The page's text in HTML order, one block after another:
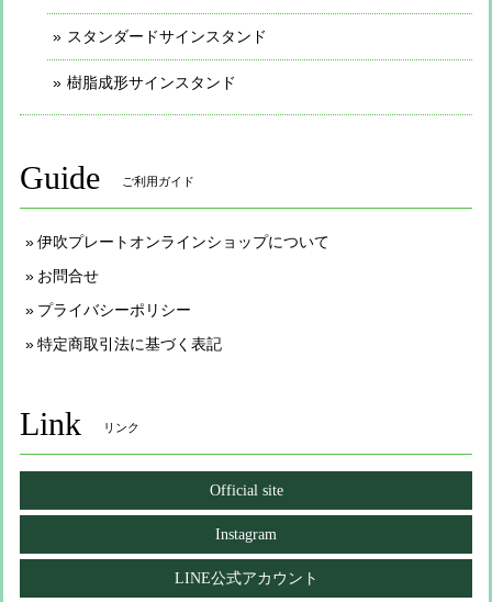
スタンダードサインスタンド
樹脂成形サインスタンド
Guide ご利用ガイド
伊吹プレートオンラインショップについて
お問合せ
プライバシーポリシー
特定商取引法に基づく表記
Link リンク
Official site
Instagram
LINE公式アカウント